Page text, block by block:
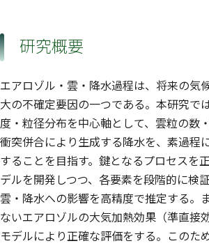
研究概要
エアロゾル・雲・降水過程は、将来の気
大の不確定要因の一つである。本研究で
度・粒径分布を中心軸として、雲粒の数
衝突併合により生成する降水を、素過程
することを目指す。鍵となるプロセスを
デルを開発しつつ、各要素を段階的に検
雲・降水への影響を高精度で推定する。
ないエアロゾルの大気加熱効果（準直接
モデルにより正確な評価をする。このた